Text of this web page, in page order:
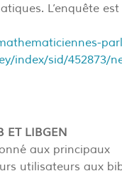
L’enquête
index/sid/452873/
ET LIBGEN
aux principaux
utilisateurs aux